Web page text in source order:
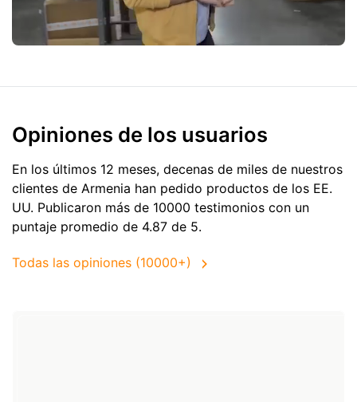
Opiniones de los usuarios
En los últimos 12 meses, decenas de miles de nuestros
clientes de Armenia han pedido productos de los EE.
UU. Publicaron más de 10000 testimonios con un
puntaje promedio de 4.87 de 5.
Todas las opiniones (10000+)